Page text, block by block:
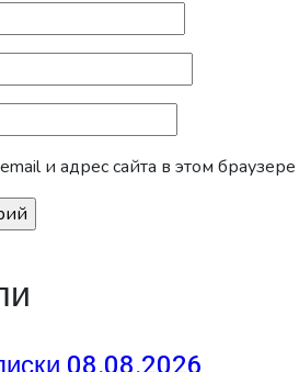
и адрес сайта в этом